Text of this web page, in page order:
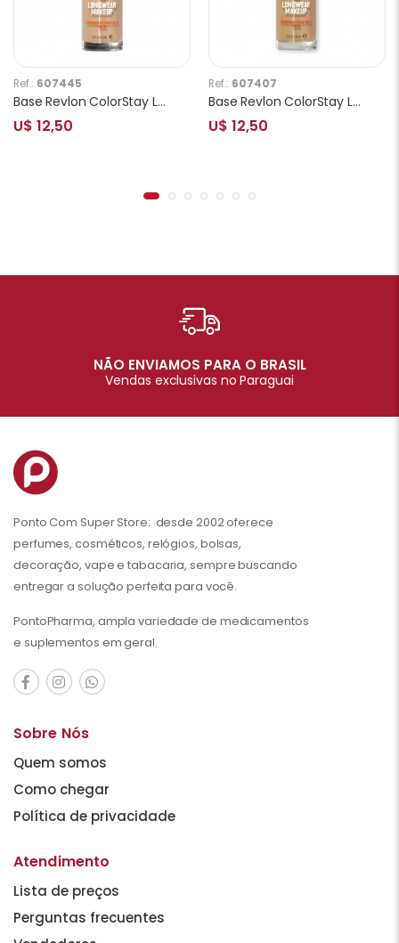
Ref.: 607445
Base Revlon ColorStay Longwear Makeup Combination/Oily Skin 180 Sand Beige
U$ 12,50
Ref.: 607407
Base Revlon ColorStay Longwear Makeup Combination/Oily Skin 310 Warm Golden
U$ 12,50
NÃO ENVIAMOS PARA O BRASIL
Vendas exclusivas no Paraguai
Ponto Com Super Store: desde 2002 oferece
perfumes, cosméticos, relógios, bolsas,
decoração, vape e tabacaria, sempre buscando
entregar a solução perfeita para você.
PontoPharma, ampla variedade de medicamentos
e suplementos em geral.
Sobre Nós
Quem somos
Como chegar
Política de privacidade
Atendimento
Lista de preços
Perguntas frecuentes